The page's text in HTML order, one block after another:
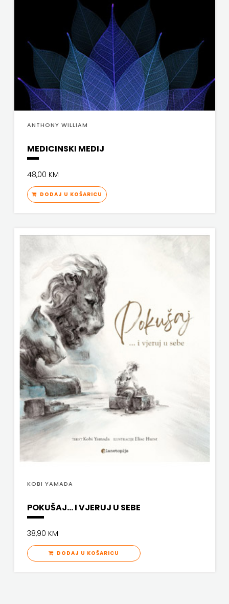
media
grupa
d.o.o.
Twins
Company
UDRUGA
V.B.Z.
VERBUM
VORTO
PALABRA
ZNANJE
ANTHONY WILLIAM
MEDICINSKI MEDIJ
48,00 KM
DODAJ U KOŠARICU
KOBI YAMADA
POKUŠAJ… I VJERUJ U SEBE
38,90 KM
DODAJ U KOŠARICU